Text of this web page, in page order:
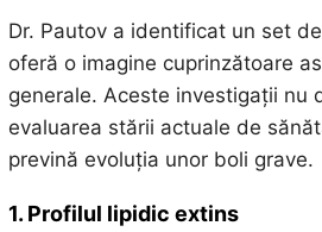
Dr. Pautov a identificat un set
oferă o imagine cuprinzătoare
generale. Aceste investigații nu
evaluarea stării actuale de
prevină evoluția unor boli grave.
1. Profilul lipidic extins